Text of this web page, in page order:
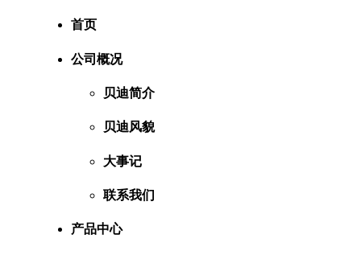
首页
公司概况
贝迪简介
贝迪风貌
大事记
联系我们
产品中心